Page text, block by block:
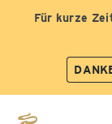
Für kurze